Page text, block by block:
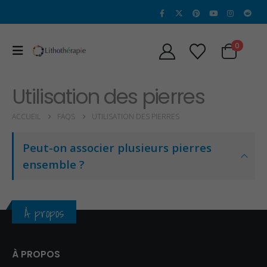
0
Utilisation des pierres
ACCUEIL FAQS UTILISATION DES PIERRES
Peut-on associer plusieurs pierres
ensemble ?
À propos
À PROPOS